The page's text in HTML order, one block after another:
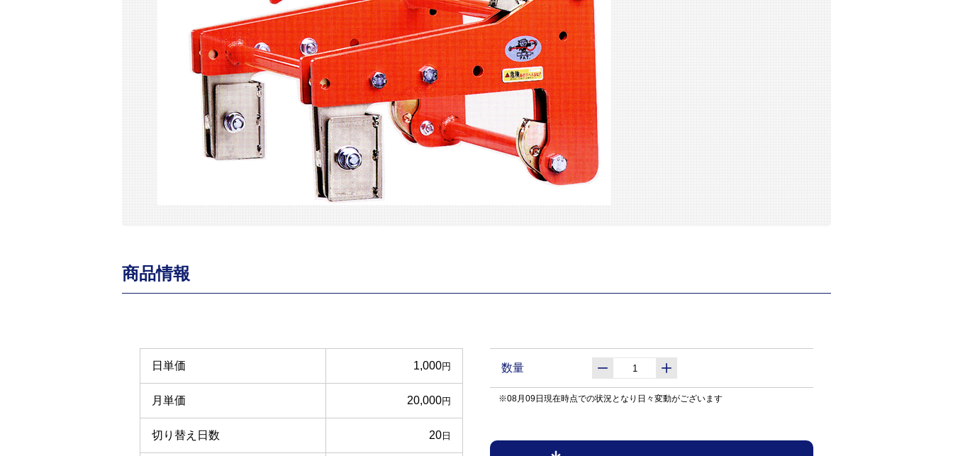
商品情報
日単価 1,000円
月単価 20,000円
切り替え日数 20 日
数量
※08月09日現在時点での状況となり日々変動がございます